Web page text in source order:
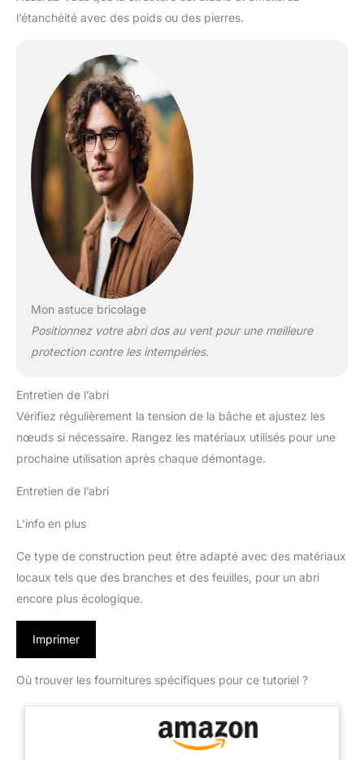
l’étanchéité avec des poids ou des pierres.
Mon astuce bricolage
Positionnez votre abri dos au vent pour une meilleure
protection contre les intempéries.
Entretien de l’abri
Vérifiez régulièrement la tension de la bâche et ajustez les
nœuds si nécessaire. Rangez les matériaux utilisés pour une
prochaine utilisation après chaque démontage.
Entretien de l’abri
L’info en plus
Ce type de construction peut être adapté avec des matériaux
locaux tels que des branches et des feuilles, pour un abri
encore plus écologique.
Imprimer
Où trouver les fournitures spécifiques pour ce tutoriel ?